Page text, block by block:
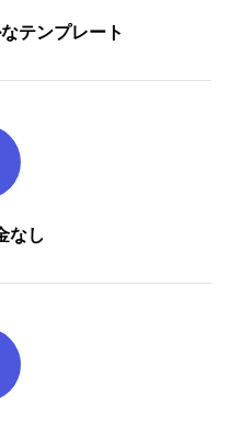
テンプレート
なし